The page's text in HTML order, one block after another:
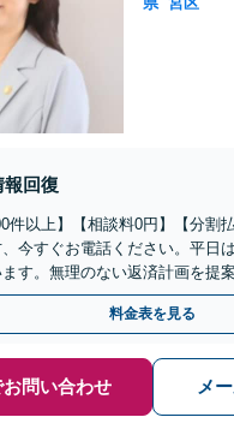
回復
件以上】【相談料0円】【分割
今すぐお電話ください。平日
す。無理のない返済計画を提
。
料金表を見る
問い合わせ メ